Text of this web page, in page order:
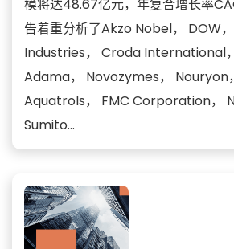
模将达48.67亿元，年复合增长率
告着重分析了Akzo Nobel， DOW
Industries， Croda International
Adama， Novozymes， Nouryon
Aquatrols， FMC Corporation，
Sumito...